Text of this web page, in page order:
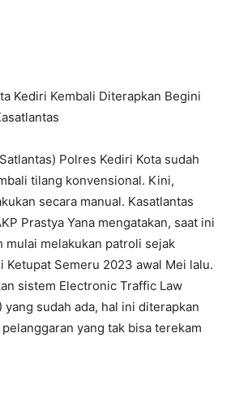
Kediri Kembali Diterapkan Begini
Polres Kediri Kota sudah
tilang konvensional. Kini,
secara manual. Kasatlantas
Prastya Yana mengatakan, saat ini
mulai melakukan patroli sejak
Ketupat Semeru 2023 awal Mei lalu.
sistem Electronic Traffic Law
yang sudah ada, hal ini diterapkan
yang tak bisa terekam